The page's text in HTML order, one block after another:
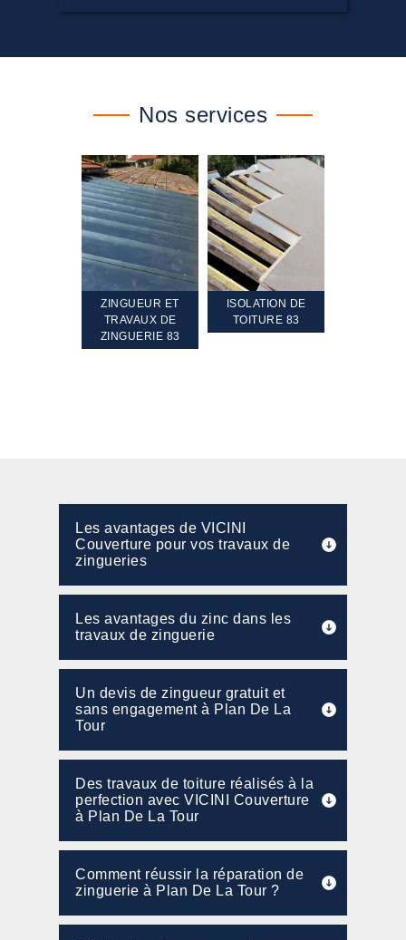
Nos services
ZINGUEUR ET
TRAVAUX DE
ZINGUERIE 83
ISOLATION DE
TOITURE 83
Les avantages de VICINI
Couverture pour vos travaux de
zingueries
Les avantages du zinc dans les
travaux de zinguerie
Un devis de zingueur gratuit et
sans engagement à Plan De La
Tour
Des travaux de toiture réalisés à la
perfection avec VICINI Couverture
à Plan De La Tour
Comment réussir la réparation de
zinguerie à Plan De La Tour ?